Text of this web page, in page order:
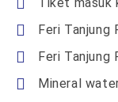
Feri Tanjung
Feri Tanjung
Mineral